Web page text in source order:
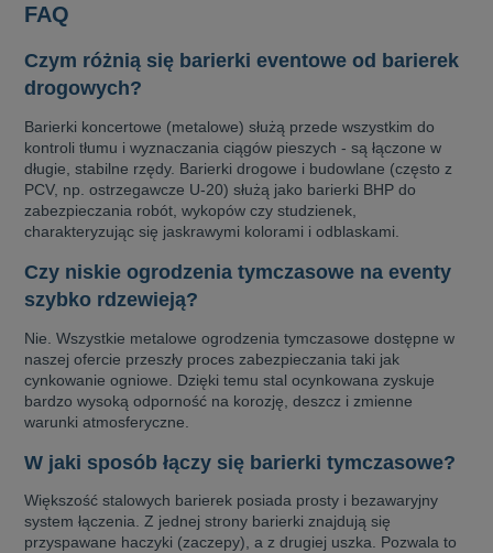
FAQ
Czym różnią się barierki eventowe od barierek
drogowych?
Barierki koncertowe (metalowe) służą przede wszystkim do
kontroli tłumu i wyznaczania ciągów pieszych - są łączone w
długie, stabilne rzędy. Barierki drogowe i budowlane (często z
PCV, np. ostrzegawcze U-20) służą jako barierki BHP do
zabezpieczania robót, wykopów czy studzienek,
charakteryzując się jaskrawymi kolorami i odblaskami.
Czy niskie ogrodzenia tymczasowe na eventy
szybko rdzewieją?
Nie. Wszystkie metalowe ogrodzenia tymczasowe dostępne w
naszej ofercie przeszły proces zabezpieczania taki jak
cynkowanie ogniowe. Dzięki temu stal ocynkowana zyskuje
bardzo wysoką odporność na korozję, deszcz i zmienne
warunki atmosferyczne.
W jaki sposób łączy się barierki tymczasowe?
Większość stalowych barierek posiada prosty i bezawaryjny
system łączenia. Z jednej strony barierki znajdują się
przyspawane haczyki (zaczepy), a z drugiej uszka. Pozwala to